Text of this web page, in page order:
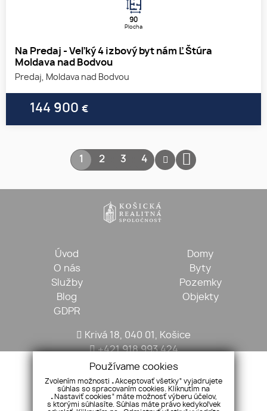
90
Plocha
Na Predaj - Veľký 4 izbový byt nám Ľ Štúra
Moldava nad Bodvou
Predaj, Moldava nad Bodvou
144 900 €
1 2 3 4
Úvod
O nás
Služby
Blog
GDPR
Domy
Byty
Pozemky
Objekty
Krivá 18, 040 01, Košice
+421 918 993 424
kosickarealitna@gmail.com
Používame cookies
Zvolením možnosti „Akceptovať všetky“ vyjadrujete
súhlas so spracovaním cookies. Kliknutím na
„Nastaviť cookies“ máte možnosť výberu účelov,
s ktorými súhlasíte. Súhlas máte právo kedykoľvek